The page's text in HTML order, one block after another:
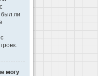
был ли
могу